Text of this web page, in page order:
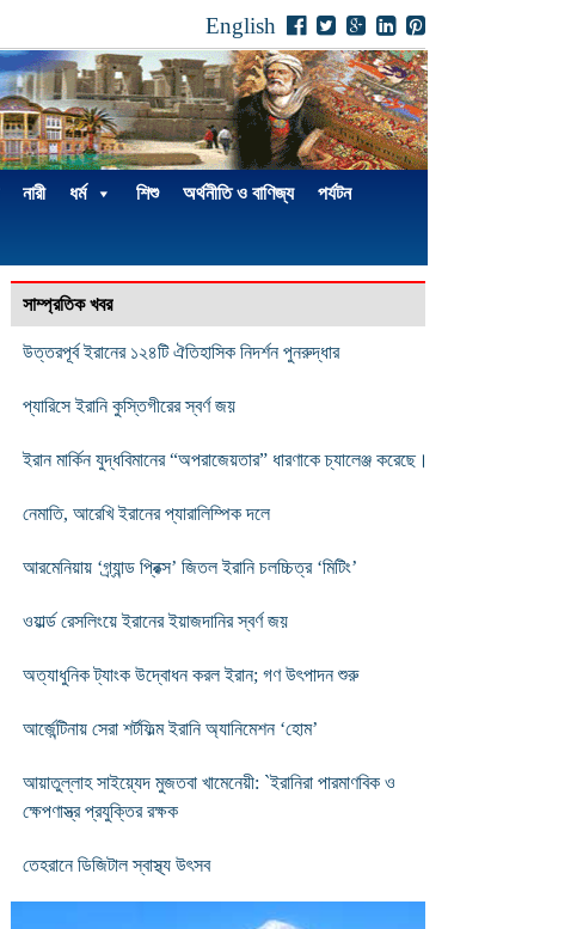
English
নারী ধর্ম শিশু অর্থনীতি ও বাণিজ্য পর্যটন
সাম্প্রতিক খবর
উত্তরপূর্ব ইরানের ১২৪টি ঐতিহাসিক নিদর্শন পুনরুদ্ধার
প্যারিসে ইরানি কুস্তিগীরের স্বর্ণ জয়
ইরান মার্কিন যুদ্ধবিমানের “অপরাজেয়তার” ধারণাকে চ্যালেঞ্জ করেছে।
নেমাতি, আরেখি ইরানের প্যারালিম্পিক দলে
আরমেনিয়ায় ‘গ্র্যান্ড প্রিক্স’ জিতল ইরানি চলচ্চিত্র ‘মিটিং’
ওয়ার্ল্ড রেসলিংয়ে ইরানের ইয়াজদানির স্বর্ণ জয়
অত্যাধুনিক ট্যাংক উদ্বোধন করল ইরান; গণ উৎপাদন শুরু
আর্জেন্টিনায় সেরা শর্টফিল্ম ইরানি অ্যানিমেশন ‘হোম’
আয়াতুল্লাহ সাইয়্যেদ মুজতবা খামেনেয়ী: `ইরানিরা পারমাণবিক ও
ক্ষেপণাস্ত্র প্রযুক্তির রক্ষক
তেহরানে ডিজিটাল স্বাস্থ্য উৎসব